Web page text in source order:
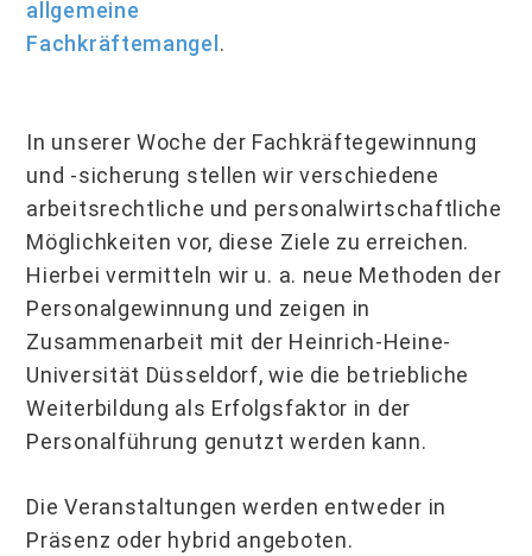
allgemeine
Fachkräftemangel .
In unserer Woche der Fachkräftegewinnung
und -sicherung stellen wir verschiedene
arbeitsrechtliche und personalwirtschaftliche
Möglichkeiten vor, diese Ziele zu erreichen.
Hierbei vermitteln wir u. a. neue Methoden der
Personalgewinnung und zeigen in
Zusammenarbeit mit der Heinrich-Heine-
Universität Düsseldorf, wie die betriebliche
Weiterbildung als Erfolgsfaktor in der
Personalführung genutzt werden kann.
Die Veranstaltungen werden entweder in
Präsenz oder hybrid angeboten.